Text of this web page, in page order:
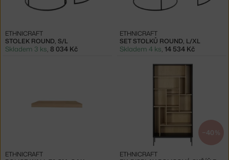
STOLEK ROUND, S/L
ETHNICRAFT
Skladem 3 ks, 8 034 Kč
SET STOLKŮ ROUND, L/XL
ETHNICRAFT
Skladem 4 ks, 14 534 Kč
ETHNICRAFT
−40 %
ETHNICRAFT